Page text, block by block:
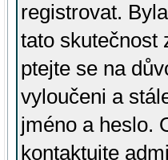
registrovat.
tato skutečnost
ptejte se na
vyloučeni a
jméno a heslo.
kontaktujte